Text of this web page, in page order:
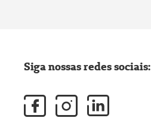
Siga nossas redes sociais: